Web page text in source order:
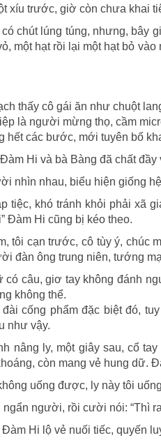
xíu trước, giờ còn chưa khai
chút lúng túng, nhưng, bây
một hạt rồi lại một hạt bỏ
thấy cô gái ăn như chuột
là người mừng thọ, cầm
hết các bước, mới tuyên bố
Hi và bà Bàng đã chất
nhìn nhau, biểu hiện giống
tiệc, khó tránh khỏi phải xã
Đàm Hi cũng bị kéo theo.
tôi cạn trước, cô tùy ý, chúc
đàn ông trung niên, tướng
có câu, giơ tay không đánh
không thể.
đài cống phẩm đặc biệt đó,
như vậy.
nâng ly, một giây sau, cổ
còn mang vẻ hung dữ.
uống được, ly này tôi
ngẩn người, rồi cười nói: “Thì
Hi lộ vẻ nuối tiếc, quyến